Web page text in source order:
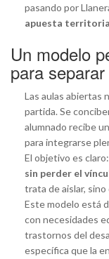
pasando por
apuesta
Un modelo
para separar
Las aulas abiertas
partida. Se
alumnado recibe
para integrarse
El objetivo es claro:
sin perder el
trata de aislar, sino
Este modelo está
con necesidades
trastornos del
específica que la